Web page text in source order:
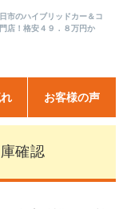
市のハイブリッドカー＆コ
店！格安４９．８万円か
お客様の声
確認